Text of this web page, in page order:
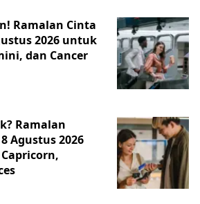
Ramalan Cinta
2026 untuk
dan Cancer
Ramalan
Agustus 2026